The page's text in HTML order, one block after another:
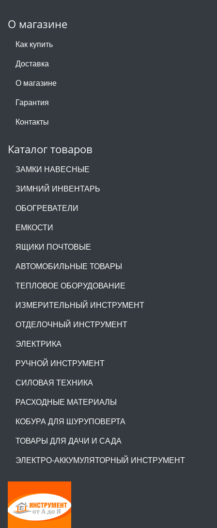
О магазине
Как купить
Доставка
О магазине
Гарантия
Контакты
Каталог товаров
ЗАМКИ НАВЕСНЫЕ
ЗИМНИЙ ИНВЕНТАРЬ
ОБОГРЕВАТЕЛИ
ЕМКОСТИ
ЯЩИКИ ПОЧТОВЫЕ
АВТОМОБИЛЬНЫЕ ТОВАРЫ
ТЕПЛОВОЕ ОБОРУДОВАНИЕ
ИЗМЕРИТЕЛЬНЫЙ ИНСТРУМЕНТ
ОТДЕЛОЧНЫЙ ИНСТРУМЕНТ
ЭЛЕКТРИКА
РУЧНОЙ ИНСТРУМЕНТ
СИЛОВАЯ ТЕХНИКА
РАСХОДНЫЕ МАТЕРИАЛЫ
КОБУРА ДЛЯ ШУРУПОВЕРТА
ТОВАРЫ ДЛЯ ДАЧИ И САДА
ЭЛЕКТРО-АККУМУЛЯТОРНЫЙ ИНСТРУМЕНТ